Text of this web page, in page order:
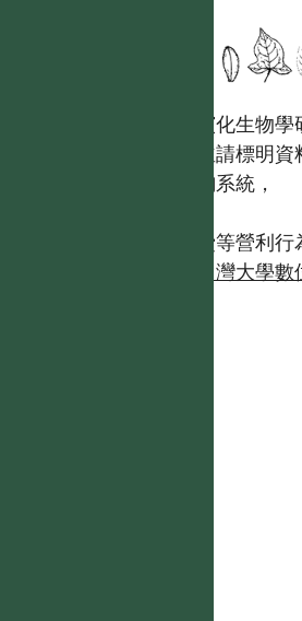
國立台灣大學生態學與演化生物學
歡迎引用本網站資料，並請標明資
【台灣植物資訊整合查詢系統，
且不得有收取資料查詢費等營利行
台灣大學